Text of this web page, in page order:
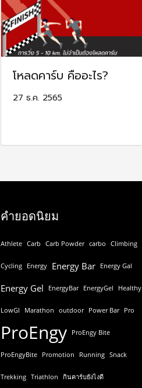
โหลดคาร์บ คืออะไร?
27 ธ.ค. 2565
คำยอดนิยม
Athlete Carb Carb Powder carbo Climbing
Cycling Energy Energy Bar Energy Gal
Energy Gel EnergyBar EnergyGel Healthy
LowGI Marathon outdoor Power Bar Pro
ProEngy ProEngy Bite
ProEngyBite Promotion Running Snack
Trekking Triathlon กินคาร์บยังไงดี